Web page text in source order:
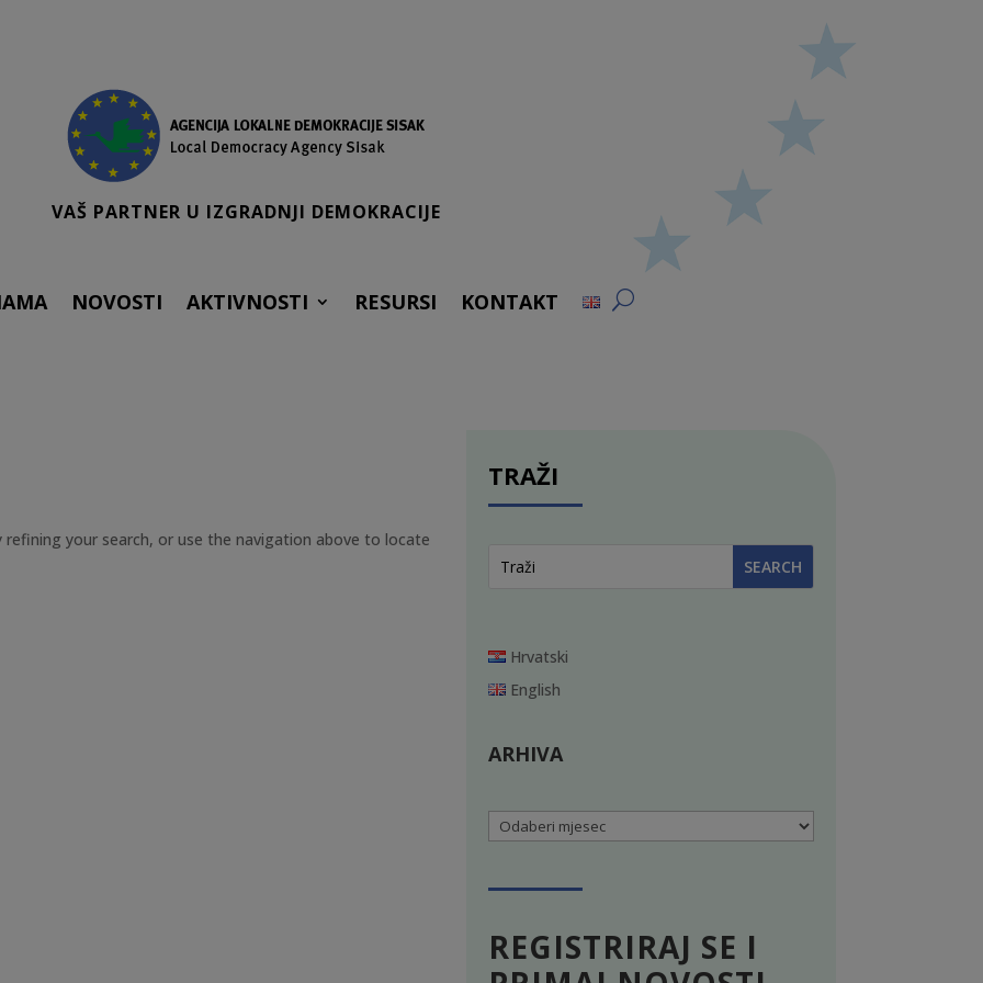
VAŠ PARTNER U IZGRADNJI DEMOKRACIJE
NOVOSTI AKTIVNOSTI RESURSI KONTAKT
your search, or use the navigation above to locate
TRAŽI
Hrvatski
English
ARHIVA
Arhiva
REGISTRIRAJ SE I